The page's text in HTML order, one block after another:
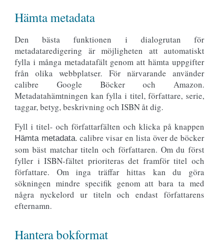
Hämta metadata
Den bästa funktionen i dialogrutan för
metadataredigering är möjligheten att automatiskt
fylla i många metadatafält genom att hämta uppgifter
från olika webbplatser. För närvarande använder
calibre Google Böcker och Amazon.
Metadatahämtningen kan fylla i titel, författare, serie,
taggar, betyg, beskrivning och ISBN åt dig.
Fyll i titel- och författarfälten och klicka på knappen
Hämta metadata. calibre visar en lista över de böcker
som bäst matchar titeln och författaren. Om du först
fyller i ISBN-fältet prioriteras det framför titel och
författare. Om inga träffar hittas kan du göra
sökningen mindre specifik genom att bara ta med
några nyckelord ur titeln och endast författarens
efternamn.
Hantera bokformat